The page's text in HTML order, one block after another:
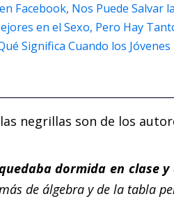
Facebook, Nos Puede Salvar
en el Sexo, Pero Hay
Significa Cuando los
negrillas son de los
dormida en clase
de álgebra y de la tabla